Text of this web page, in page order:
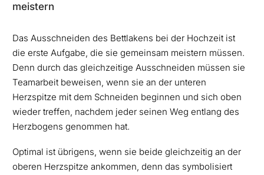
meistern
Das Ausschneiden des Bettlakens bei der Hochzeit ist
die erste Aufgabe, die sie gemeinsam meistern müssen.
Denn durch das gleichzeitige Ausschneiden müssen sie
Teamarbeit beweisen, wenn sie an der unteren
Herzspitze mit dem Schneiden beginnen und sich oben
wieder treffen, nachdem jeder seinen Weg entlang des
Herzbogens genommen hat.
Optimal ist übrigens, wenn sie beide gleichzeitig an der
oberen Herzspitze ankommen, denn das symbolisiert